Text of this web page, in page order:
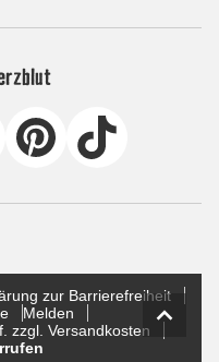
zur Barrierefreiheit
Melden
zzgl. Versandkosten